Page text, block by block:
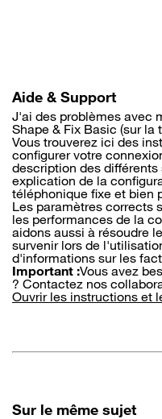
Aide & Support
J'ai des problèmes avec
Shape & Fix Basic (sur
Vous trouverez ici des
configurer votre
description des
explication de la
téléphonique fixe et bien
Les paramètres corrects
les performances de la
aidons aussi à résoudre
survenir lors de
d'informations sur les
Important :Vous avez
? Contactez nos
Ouvrir les instructions et
Sur le même sujet